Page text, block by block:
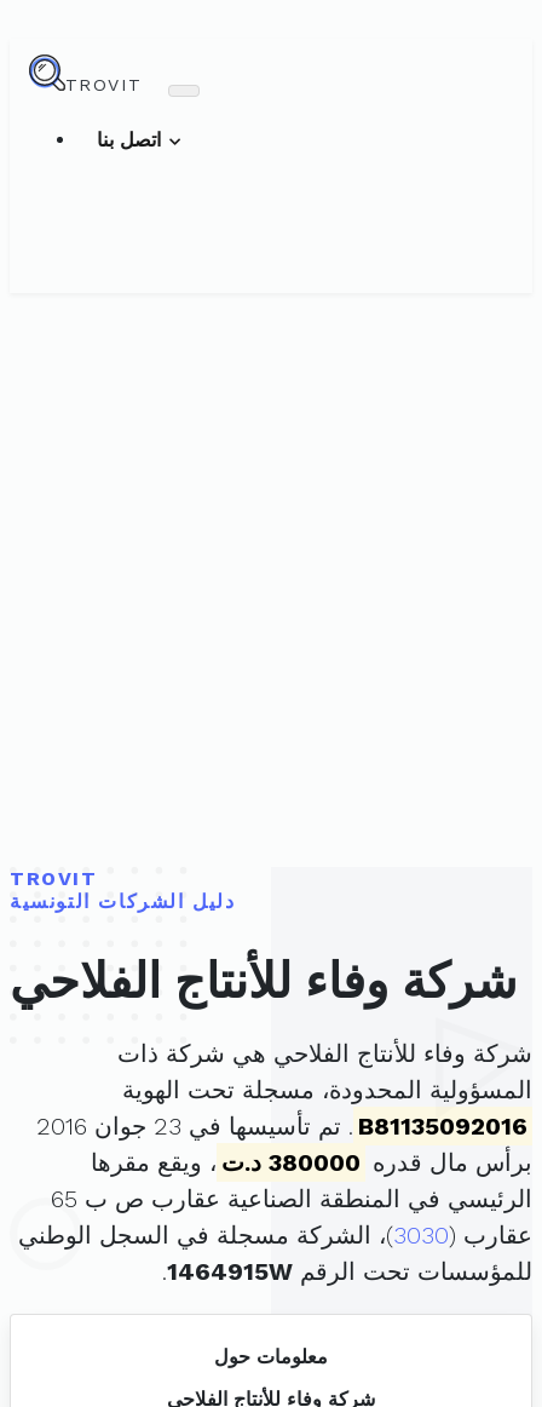
TROVIT
TROVIT
دليل الشركات التونسية
شركة وفاء للأنتاج الفلاحي
شركة وفاء للأنتاج الفلاحي هي شركة ذات
المسؤولية المحدودة، مسجلة تحت الهوية
B81135092016
. تم تأسيسها في 23 جوان 2016
برأس مال قدره 380000 د.ت
، ويقع مقرها
الرئيسي في المنطقة الصناعية عقارب ص ب 65
عقارب (3030)، الشركة مسجلة في السجل الوطني
للمؤسسات تحت الرقم 1464915W
.
معلومات حول
شركة وفاء للأنتاج الفلاحي